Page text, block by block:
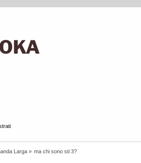
Larga » ma chi sono sti 3?